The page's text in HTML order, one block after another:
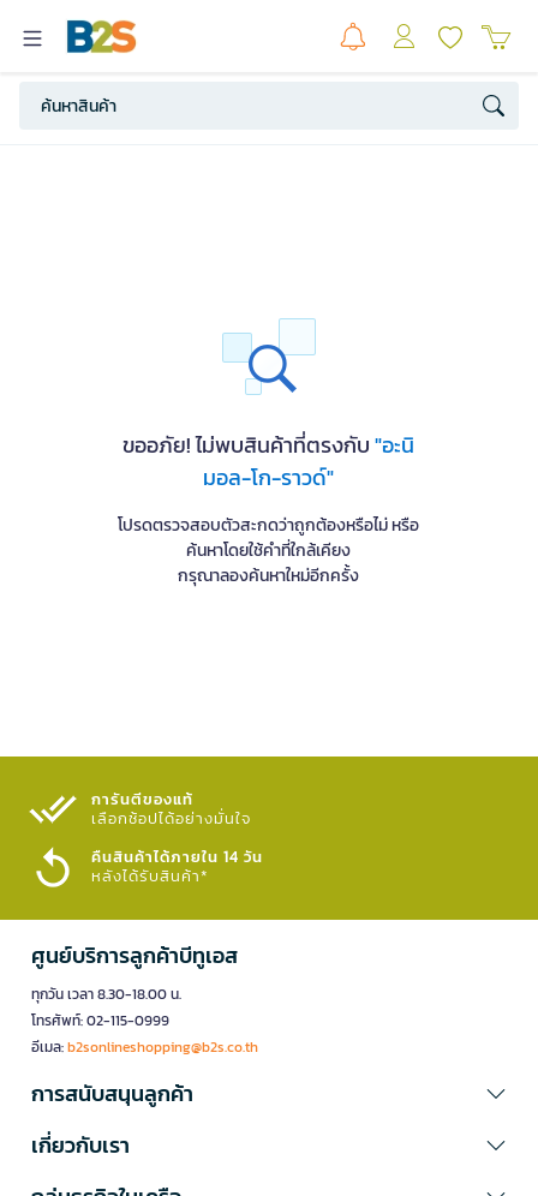
ขออภัย! ไม่พบสินค้าที่ตรงกับ"อะนิ
มอล-โก-ราวด์"
โปรดตรวจสอบตัวสะกดว่าถูกต้องหรือไม่ หรือ
ค้นหาโดยใช้คำที่ใกล้เคียง
กรุณาลองค้นหาใหม่อีกครั้ง
การันตีของแท้
เลือกช้อปได้อย่างมั่นใจ​
คืนสินค้าได้ภายใน 14 วัน
หลังได้รับสินค้า*
ศูนย์บริการลูกค้าบีทูเอส
ทุกวัน เวลา 8.30-18.00 น.
โทรศัพท์: 02-115-0999
อีเมล:b2sonlineshopping@b2s.co.th
การสนับสนุนลูกค้า
เกี่ยวกับเรา